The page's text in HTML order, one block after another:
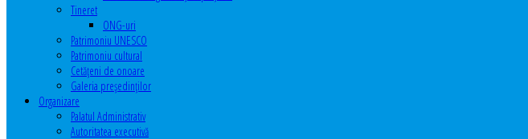
Tineret
ONG-uri
Patrimoniu UNESCO
Patrimoniu cultural
Cetăţeni de onoare
Galeria președinților
Organizare
Palatul Administrativ
Autoritatea executivă